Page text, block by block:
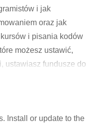
i jak
oraz jak
i pisania kodów
możesz ustawić,
ustawiasz fundusze do
Install or update to the